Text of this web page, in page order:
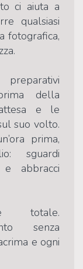
ci aiuta a
qualsiasi
fotografica,
della
e le
suo volto.
prima,
sguardi
abbracci
totale.
senza
e ogni